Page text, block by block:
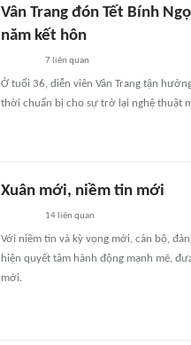
Vân Trang đón Tết Bính
năm kết hôn
7liên quan
Ở tuổi 36, diễn viên Vân Trang tận
thời chuẩn bị cho sự trở lại nghệ thuật
Xuân mới, niềm tin mới
14liên quan
Với niềm tin và kỳ vọng mới, cán bộ,
hiện quyết tâm hành động mạnh mẽ,
mới.